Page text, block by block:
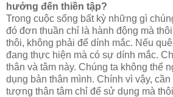
hưởng đến thiền tập?
Trong cuộc sống bất kỳ những gì
đó đơn thuần chỉ là hành động mà
thôi, không phải để dính mắc. Nếu
đang thực hiện mà có sự dính mắc.
thân và tâm này. Chúng ta không thể
dụng bản thân mình. Chính vì vậy,
tượng thân tâm chỉ để sử dụng mà